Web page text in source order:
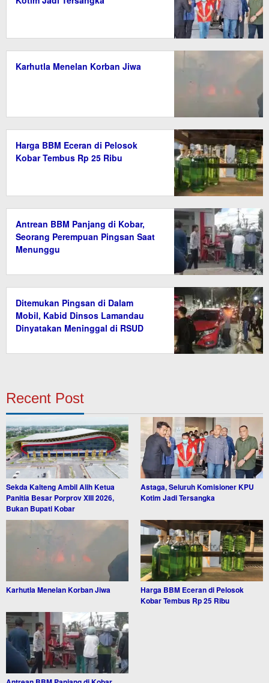
Karhutla Menelan Korban Jiwa
Harga BBM Eceran di Pelosok
Kobar Tembus Rp 25 Ribu
Antrean BBM Panjang di Kobar,
Seorang Perempuan Pingsan Saat
Menunggu
Ditemukan Pingsan di Dalam
Mobil, Kabid Dinsos Lamandau
Dinyatakan Meninggal di RSUD
Recent Post
Sekda Kalteng Ambil Alih Ketua
Panitia Besar Porprov XIII 2026,
Bukan Bupati Kobar
Astaga, Seluruh Komisioner KPU
Kotim Jadi Tersangka
Karhutla Menelan Korban Jiwa
Harga BBM Eceran di Pelosok
Kobar Tembus Rp 25 Ribu